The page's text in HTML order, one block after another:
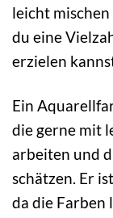
leicht
du eine
erzielen
Ein
die gerne mit
arbeiten und
schätzen. Er
da die Farben